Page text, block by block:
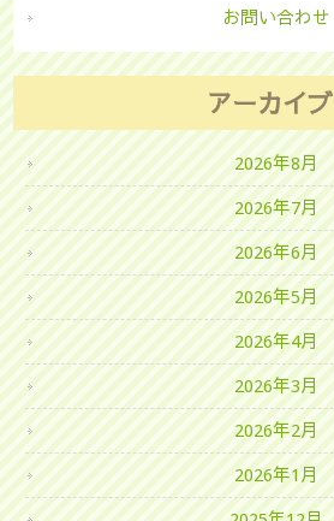
お問い合わせ
アーカイブ
2026年8月
2026年7月
2026年6月
2026年5月
2026年4月
2026年3月
2026年2月
2026年1月